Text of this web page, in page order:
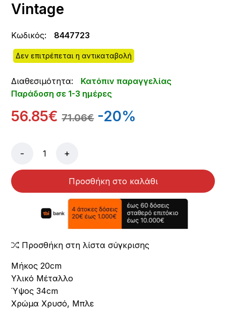
Vintage
Κωδικός: 8447723
Δεν επιτρέπεται η αντικαταβολή
Διαθεσιμότητα:
Κατόπιν παραγγελίας
Παράδοση σε 1-3 ημέρες
56.85€ 71.06€ -20%
- +
Προσθήκη στο καλάθι
Προσθήκη στη λίστα σύγκρισης
Μήκος 20cm
Υλικό Μέταλλο
Ύψος 34cm
Χρώμα Χρυσό, Μπλε